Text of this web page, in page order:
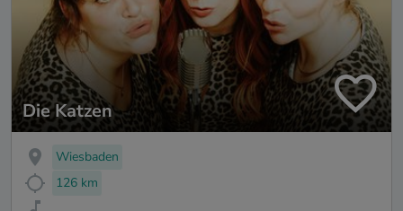
Die Katzen
Wiesbaden
126 km